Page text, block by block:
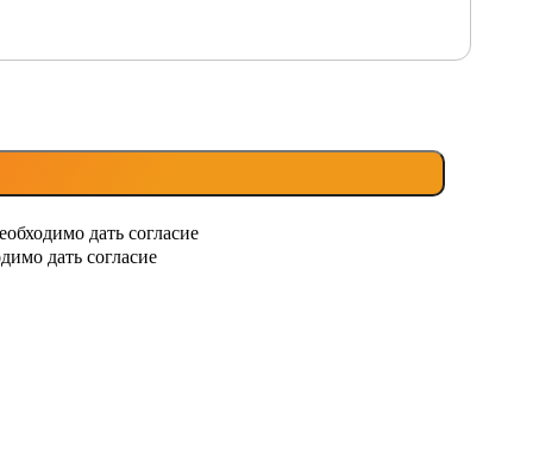
дать согласие
дать согласие